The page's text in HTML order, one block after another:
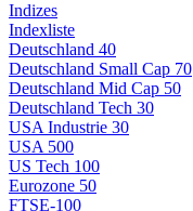
Indizes
Indexliste
Deutschland 40
Deutschland Small Cap 70
Deutschland Mid Cap 50
Deutschland Tech 30
USA Industrie 30
USA 500
US Tech 100
Eurozone 50
FTSE-100